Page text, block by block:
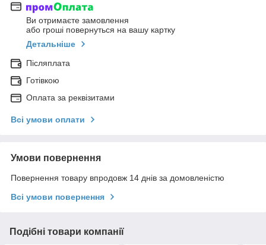
Ви отримаєте замовлення
або гроші повернуться на вашу картку
Детальніше
Післяплата
Готівкою
Оплата за реквізитами
Всі умови оплати
Умови повернення
Повернення товару впродовж 14 днів за домовленістю
Всі умови повернення
Подібні товари компанії